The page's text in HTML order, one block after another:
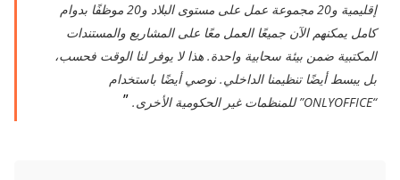
إقليمية و20 مجموعة عمل على مستوى البلاد و20 موظفًا بدوام
كامل يمكنهم الآن جميعًا العمل معًا على المشاريع والمستندات
المكتبية ضمن بيئة سحابية واحدة. هذا لا يوفر لنا الوقت فحسب،
بل يبسط أيضًا تنظيمنا الداخلي. نوصي أيضًا باستخدام
“ONLYOFFICE” للمنظمات غير الحكومية الأخرى.